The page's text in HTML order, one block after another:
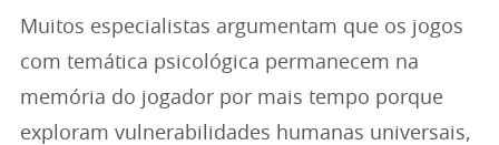
Muitos especialistas argumentam que os jogos
com temática psicológica permanecem na
memória do jogador por mais tempo porque
exploram vulnerabilidades humanas universais,